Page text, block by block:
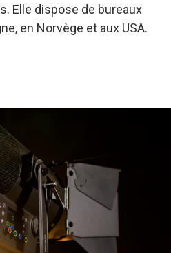
Elle dispose de bureaux
en Norvège et aux USA.